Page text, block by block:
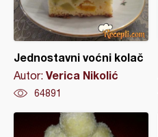
Jednostavni voćni kolač
Autor: Verica Nikolić
64891